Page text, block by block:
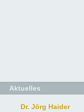
Aktuelles
Dr. Jörg Haider